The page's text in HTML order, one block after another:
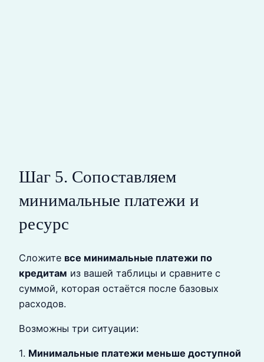
Шаг 5. Сопоставляем
минимальные платежи и
ресурс
Сложите все минимальные платежи по
кредитам из вашей таблицы и сравните с
суммой, которая остаётся после базовых
расходов.
Возможны три ситуации:
1. Минимальные платежи меньше доступной